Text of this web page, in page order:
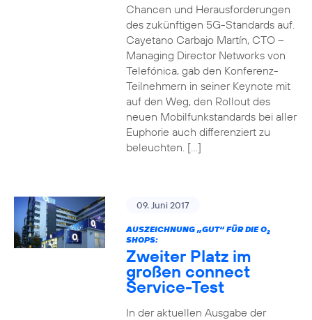
Chancen und Herausforderungen
des zukünftigen 5G-Standards auf.
Cayetano Carbajo Martín, CTO –
Managing Director Networks von
Telefónica, gab den Konferenz-
Teilnehmern in seiner Keynote mit
auf den Weg, den Rollout des
neuen Mobilfunkstandards bei aller
Euphorie auch differenziert zu
beleuchten. […]
09. Juni 2017
AUSZEICHNUNG „GUT“ FÜR DIE O2
SHOPS:
Zweiter Platz im
großen connect
Service-Test
In der aktuellen Ausgabe der